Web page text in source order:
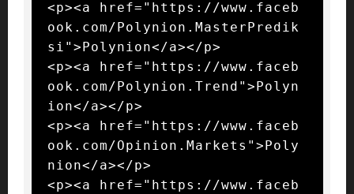
<p><a href="https://www.faceb
ook.com/Polynion.MasterPredik
si">Polynion</a></p>
<p><a href="https://www.faceb
ook.com/Polynion.Trend">Polyn
ion</a></p>
<p><a href="https://www.faceb
ook.com/Opinion.Markets">Poly
nion</a></p>
<p><a href="https://www.faceb